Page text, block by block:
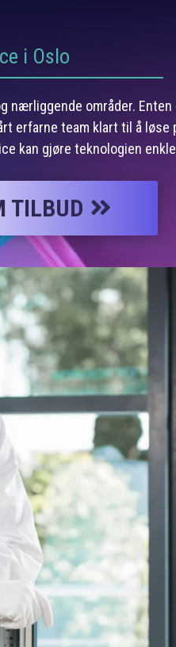
i Oslo
områder. Enten
erfarne team klart til å
kan gjøre teknologien
TILBUD